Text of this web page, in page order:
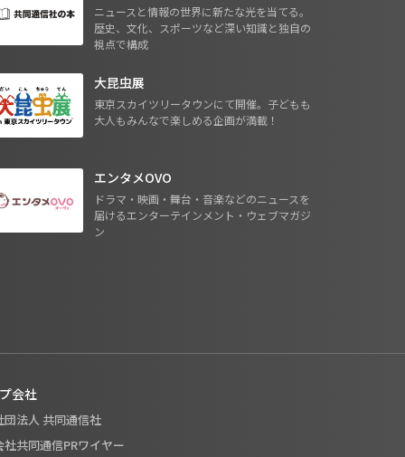
ニュースと情報の世界に新たな光を当てる。
歴史、文化、スポーツなど深い知識と独自の
視点で構成
大昆虫展
東京スカイツリータウンにて開催。子どもも
大人もみんなで楽しめる企画が満載！
エンタメOVO
ドラマ・映画・舞台・音楽などのニュースを
届けるエンターテインメント・ウェブマガジ
ン
会社
団法人 共同通信社
社共同通信PRワイヤー